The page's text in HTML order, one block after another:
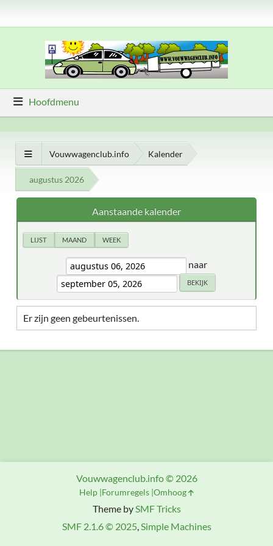
Hoofdmenu
Vouwwagenclub.info Kalender
augustus 2026
Aanstaande kalender
LIJST MAAND WEEK
naar
Er zijn geen gebeurtenissen.
Theme bySMF Tricks
SMF 2.1.6 © 2025,Simple Machines
Vouwwagenclub.info © 2026
Help Forumregels Omhoog